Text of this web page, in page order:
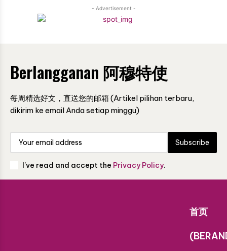
- Advertisement -
Berlangganan 阿穆特使
每周精选好文，直送您的邮箱 (Artikel pilihan terbaru,
dikirim ke email Anda setiap minggu)
Subscribe
I've read and accept the Privacy Policy.
首页